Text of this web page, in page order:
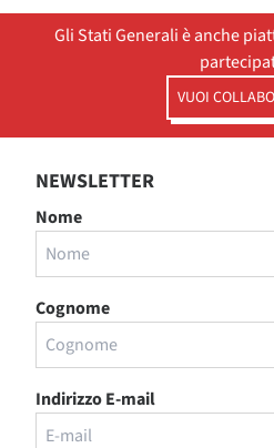
Gli Stati Generali è anche
VUOI
NEWSLETTER
Nome
Cognome
Indirizzo E-mail